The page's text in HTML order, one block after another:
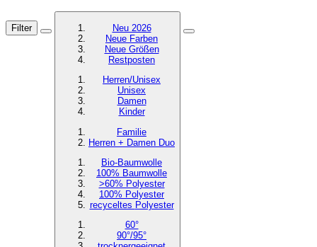
Filter
Neu 2026
Neue Farben
Neue Größen
Restposten
Herren/Unisex
Unisex
Damen
Kinder
Familie
Herren + Damen Duo
Bio-Baumwolle
100% Baumwolle
>60% Polyester
100% Polyester
recyceltes Polyester
60°
90°/95°